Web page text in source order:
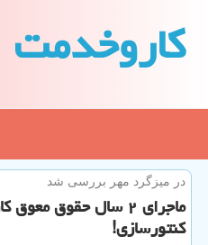
كاروخدمت
در میزگرد مهر بررسی شد
ماجرای ۲ سال حقوق
كنتورسازی!